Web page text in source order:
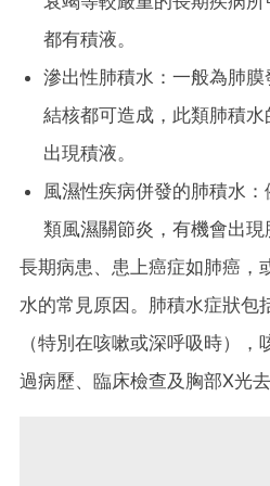
都有積液。
滲出性肺積水：一般為肺
結核都可造成，此類肺積
出現積液。
風濕性疾病併發的肺積水：
類風濕關節炎，有機會出現
長期病患、患上癌症如肺癌，
水的常見原因。肺積水症狀包
（特別在咳嗽或深呼吸時）
過病歷、臨床檢查及胸部X光